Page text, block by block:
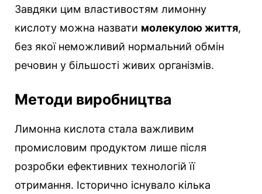
Завдяки цим властивостям лимонну
кислоту можна назвати молекулою життя,
без якої неможливий нормальний обмін
речовин у більшості живих організмів.
Методи виробництва
Лимонна кислота стала важливим
промисловим продуктом лише після
розробки ефективних технологій її
отримання. Історично існувало кілька